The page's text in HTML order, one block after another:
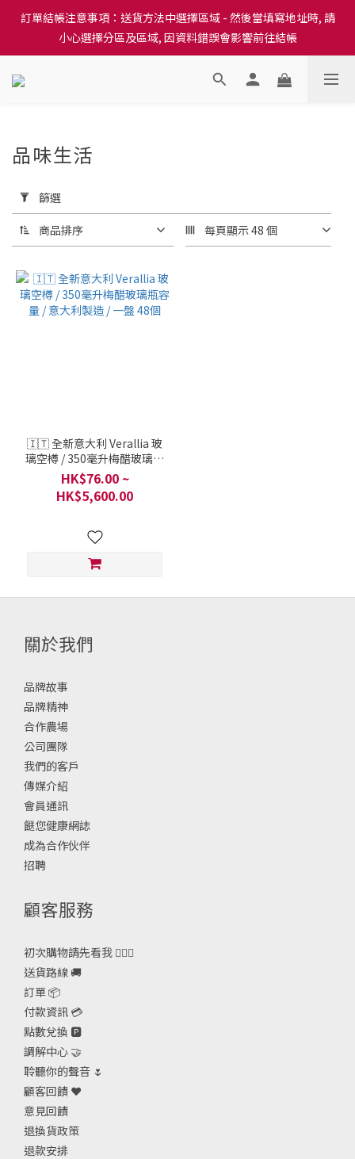
訂單結帳注意事項：送貨方法中選擇區域 - 然後當填寫地址時, 請
小心選擇分區及區域, 因資料錯誤會影響前往結帳
訂單結帳注意事項：送貨方法中選擇區域 - 然後當填寫地址時, 請
小心選擇分區及區域, 因資料錯誤會影響前往結帳
隆重推出本地培育田香雞、金棠雞、粵皇鷄及平原雞等，想食靚雞
小心選擇分區及區域, 因資料錯誤會影響前往結帳
用
篩
選
價格
(HK$)
品味生活
篩選
商品排序 每頁顯示 48 個
🇮🇹 全新意大利 Verallia 玻
璃空樽 / 350毫升梅醋玻璃瓶
容量 / 意大利製造 / 一盤 48
個
HK$76.00 ~
HK$5,600.00
關於我們
品牌故事
品牌精神
合作農場
公司團隊
我們的客戶
傳媒介紹
會員通訊
餸您健康網誌
成為合作伙伴
招聘
顧客服務
初次購物請先看我 🙋🏻‍♀️
送貨路線 🚚
訂單 📦
付款資訊 💳
點數兌換 🅿️
調解中心 🤝
聆聽你的聲音 🌷
顧客回饋 ❤️
意見回饋
退換貨政策
退款安排